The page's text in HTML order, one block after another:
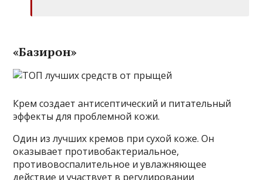
«Базирон»
Крем создает антисептический и питательный
эффекты для проблемной кожи.
Один из лучших кремов при сухой коже. Он
оказывает противобактериальное,
противовоспалительное и увлажняющее
действие и участвует в регулировании